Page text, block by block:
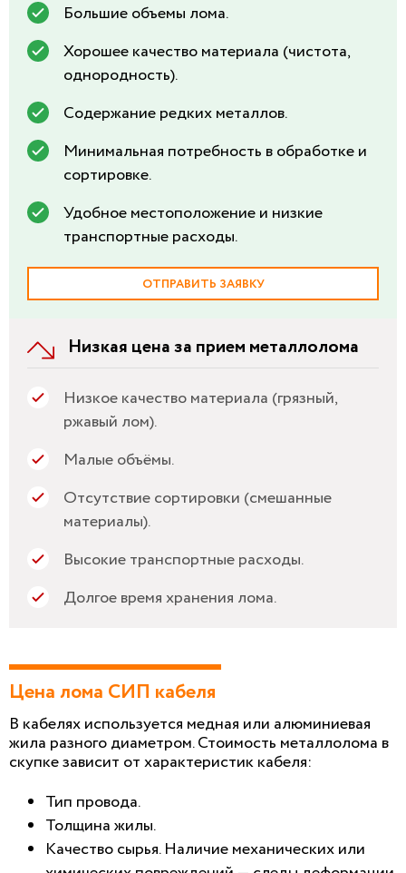
Большие объемы лома.
Хорошее качество материала (чистота,
однородность).
Содержание редких металлов.
Минимальная потребность в обработке и
сортировке.
Удобное местоположение и низкие
транспортные расходы.
ОТПРАВИТЬ ЗАЯВКУ
Низкая цена за прием металлолома
Низкое качество материала (грязный,
ржавый лом).
Малые объёмы.
Отсутствие сортировки (смешанные
материалы).
Высокие транспортные расходы.
Долгое время хранения лома.
Цена лома СИП кабеля
В кабелях используется медная или алюминиевая
жила разного диаметром. Стоимость металлолома в
скупке зависит от характеристик кабеля:
Тип провода.
Толщина жилы.
Качество сырья. Наличие механических или